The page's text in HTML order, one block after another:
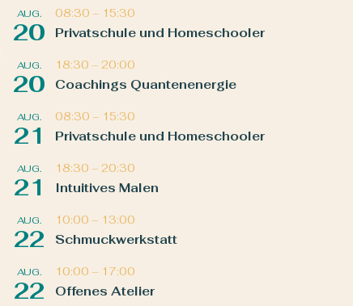
AUG.
20
08:30 – 15:30
Privatschule und Homeschooler
AUG.
20
18:30 – 20:00
Coachings Quantenenergie
AUG.
21
08:30 – 15:30
Privatschule und Homeschooler
AUG.
21
18:30 – 20:30
Intuitives Malen
AUG.
22
10:00 – 13:00
Schmuckwerkstatt
AUG.
22
10:00 – 17:00
Offenes Atelier